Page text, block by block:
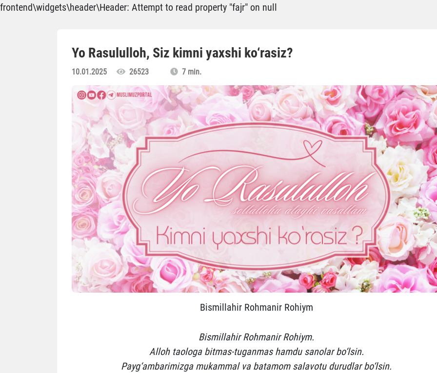
frontend\widgets\header\Header: Attempt to read property "fajr" on null
Yo Rasululloh, Siz kimni yaxshi ko‘rasiz?
10.01.2025 26523 7 min.
Bismillahir Rohmanir Rohiym
Bismillahir Rohmanir Rohiym.
Alloh taologa bitmas-tuganmas hamdu sanolar bo‘lsin.
Payg‘ambarimizga mukammal va batamom salavotu durudlar bo‘lsin.